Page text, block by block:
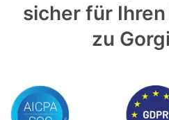
sicher für
zu